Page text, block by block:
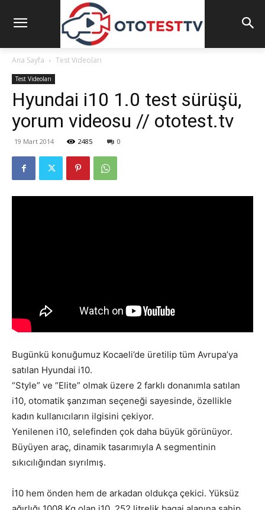
Ana Sayfa Test Videoları
Test Videoları
Hyundai i10 1.0 test sürüşü,
yorum videosu // ototest.tv
19 Mart 2014 2485 0
Bugünkü konuğumuz Kocaeli’de üretilip tüm Avrupa’ya
satılan Hyundai i10.
“Style” ve “Elite” olmak üzere 2 farklı donanımla satılan
i10, otomatik şanzıman seçeneği sayesinde, özellikle
kadın kullanıcıların ilgisini çekiyor.
Yenilenen i10, selefinden çok daha büyük görünüyor.
Büyüyen araç, dinamik tasarımıyla A segmentinin
sıkıcılığından sıyrılmış.
İ10 hem önden hem de arkadan oldukça çekici. Yüksüz